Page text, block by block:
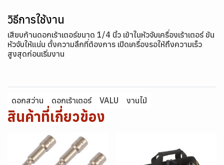
วิธีการใช้งาน
เสียบก้านดอกเร้าเตอร์ขนาด 1/4 นิ้ว เข้าในหัวจับเครื่องเร้าเตอร์ ขัน
หัวจับให้แน่น ตั้งความลึกที่ต้องการ เปิดเครื่องรอให้ถึงความเร็ว
สูงสุดก่อนเริ่มงาน
ดอกสว่าน ดอกเร้าเตอร์ VALU งานไม้
สินค้าที่เกี่ยวข้อง